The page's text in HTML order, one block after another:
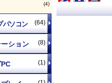
(4)
(64)
(8)
(1)